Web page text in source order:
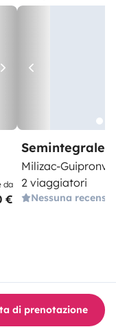
da
€
Semintegrale
Milizac-Guipronvel
2 viaggiatori
Nessuna
di prenotazione